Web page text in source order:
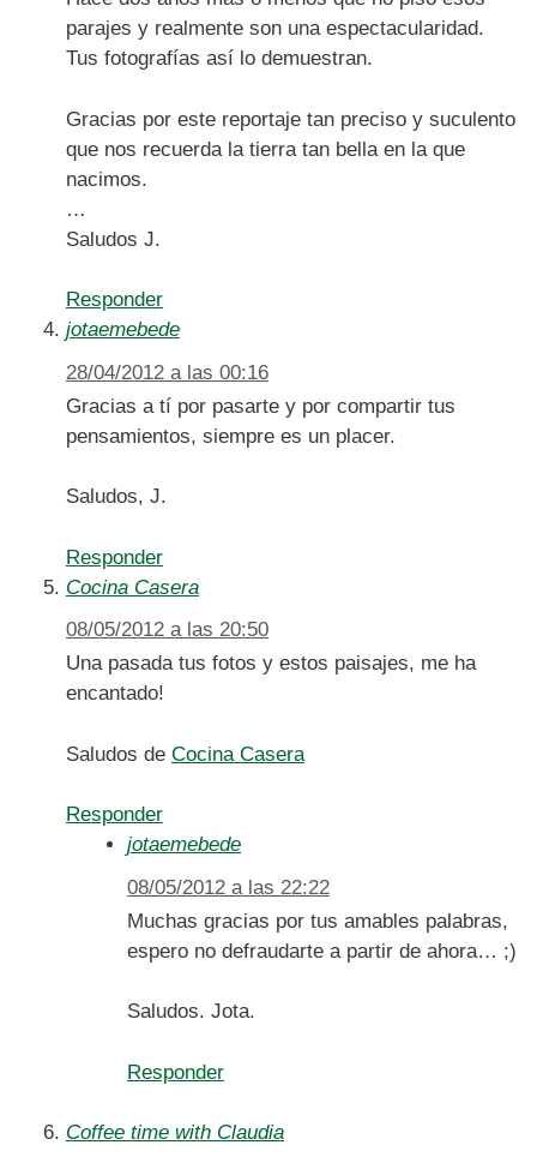
parajes y realmente son una espectacularidad.
Tus fotografías así lo demuestran.
Gracias por este reportaje tan preciso y suculento
que nos recuerda la tierra tan bella en la que
nacimos.
…
Saludos J.
Responder
jotaemebede
28/04/2012 a las 00:16
Gracias a tí por pasarte y por compartir tus
pensamientos, siempre es un placer.
Saludos, J.
Responder
Cocina Casera
08/05/2012 a las 20:50
Una pasada tus fotos y estos paisajes, me ha
encantado!
Saludos de Cocina Casera
Responder
jotaemebede
08/05/2012 a las 22:22
Muchas gracias por tus amables palabras,
espero no defraudarte a partir de ahora… ;)
Saludos. Jota.
Responder
Coffee time with Claudia